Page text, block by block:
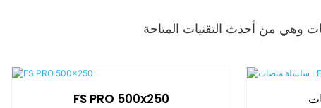
FS PRO 500x250